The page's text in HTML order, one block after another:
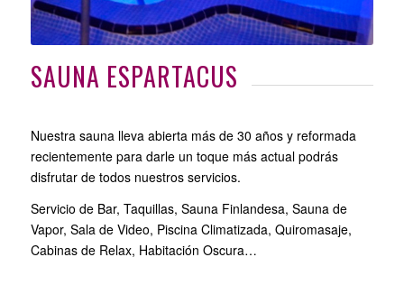
SAUNA ESPARTACUS
Nuestra sauna lleva abierta más de 30 años y reformada
recientemente para darle un toque más actual podrás
disfrutar de todos nuestros servicios.
Servicio de Bar, Taquillas, Sauna Finlandesa, Sauna de
Vapor, Sala de Video, Piscina Climatizada, Quiromasaje,
Cabinas de Relax, Habitación Oscura…